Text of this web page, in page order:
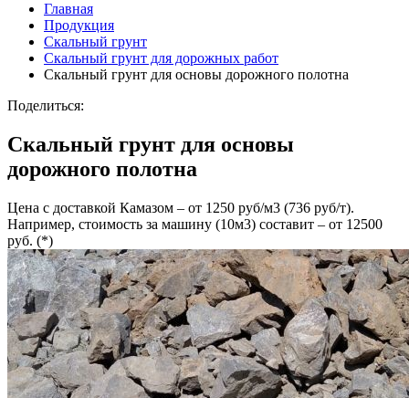
Главная
Продукция
Скальный грунт
Скальный грунт для дорожных работ
Скальный грунт для основы дорожного полотна
Поделиться:
Скальный грунт для основы
дорожного полотна
Цена с доставкой Камазом – от 1250 руб/м3 (736 руб/т).
Например, стоимость за машину (10м3) составит – от 12500
руб. (*)